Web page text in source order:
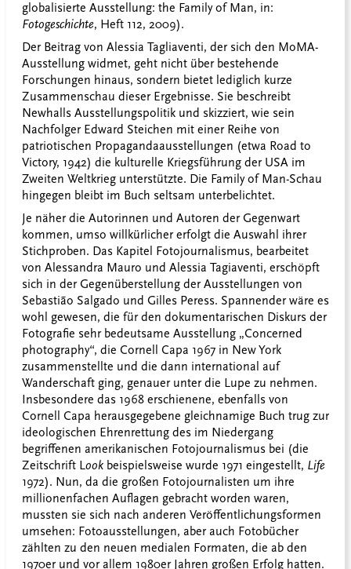
globalisierte Ausstellung: the Family of Man, in:
Fotogeschichte, Heft 112, 2009).
Der Beitrag von Alessia Tagliaventi, der sich den MoMA-
Ausstellung widmet, geht nicht über bestehende
Forschungen hinaus, sondern bietet lediglich kurze
Zusammenschau dieser Ergebnisse. Sie beschreibt
Newhalls Ausstellungspolitik und skizziert, wie sein
Nachfolger Edward Steichen mit einer Reihe von
patriotischen Propagandaausstellungen (etwa Road to
Victory, 1942) die kulturelle Kriegsführung der USA im
Zweiten Weltkrieg unterstützte. Die Family of Man-Schau
hingegen bleibt im Buch seltsam unterbelichtet.
Je näher die Autorinnen und Autoren der Gegenwart
kommen, umso willkürlicher erfolgt die Auswahl ihrer
Stichproben. Das Kapitel Fotojournalismus, bearbeitet
von Alessandra Mauro und Alessia Tagiaventi, erschöpft
sich in der Gegenüberstellung der Ausstellungen von
Sebastião Salgado und Gilles Peress. Spannender wäre es
wohl gewesen, die für den dokumentarischen Diskurs der
Fotografie sehr bedeutsame Ausstellung „Concerned
photography“, die Cornell Capa 1967 in New York
zusammenstellte und die dann international auf
Wanderschaft ging, genauer unter die Lupe zu nehmen.
Insbesondere das 1968 erschienene, ebenfalls von
Cornell Capa herausgegebene gleichnamige Buch trug zur
ideologischen Ehrenrettung des im Niedergang
begriffenen amerikanischen Fotojournalismus bei (die
Zeitschrift Look beispielsweise wurde 1971 eingestellt, Life
1972). Nun, da die großen Fotojournalisten um ihre
millionenfachen Auflagen gebracht worden waren,
mussten sie sich nach anderen Veröffentlichungsformen
umsehen: Fotoausstellungen, aber auch Fotobücher
zählten zu den neuen medialen Formaten, die ab den
1970er und vor allem 1980er Jahren großen Erfolg hatten.